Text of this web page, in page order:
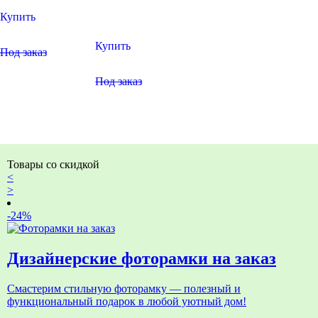
Купить
Под заказ
Купить
Под заказ
Товары со скидкой
<
>
-24%
Дизайнерские фоторамки на заказ
Смастерим стильную фоторамку — полезный и
функциональный подарок в любой уютный дом!